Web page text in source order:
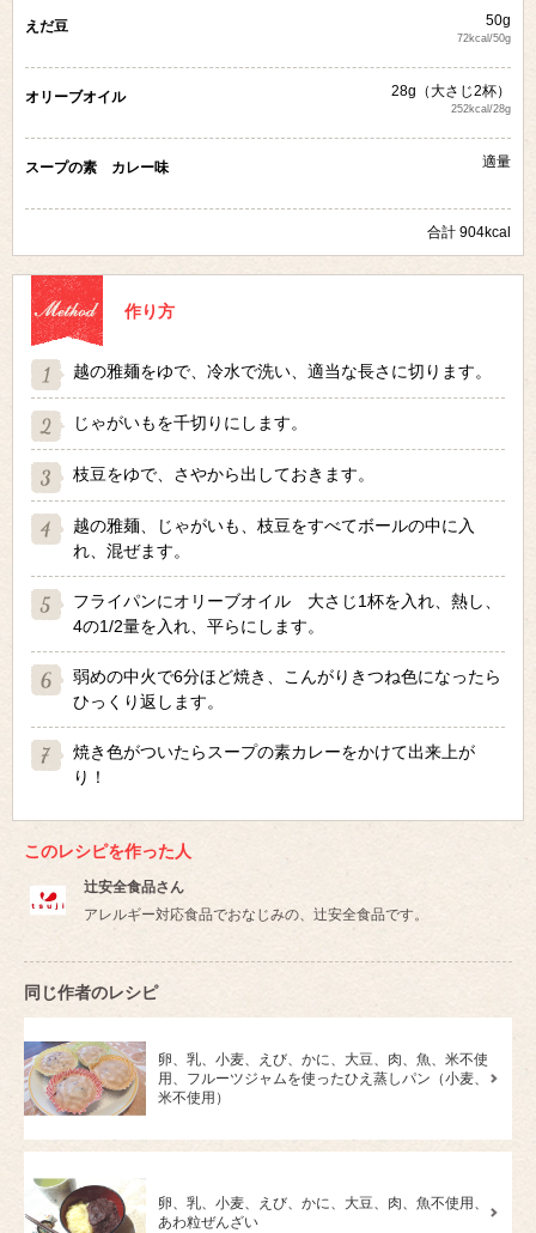
えだ豆 50g
72kcal/50g
オリーブオイル 28g（大さじ2杯）
252kcal/28g
スープの素 カレー味 適量
合計 904kcal
作り方
越の雅麺をゆで、冷水で洗い、適当な長さに切ります。
じゃがいもを千切りにします。
枝豆をゆで、さやから出しておきます。
越の雅麺、じゃがいも、枝豆をすべてボールの中に入
れ、混ぜます。
フライパンにオリーブオイル 大さじ1杯を入れ、熱し、
4の1/2量を入れ、平らにします。
弱めの中火で6分ほど焼き、こんがりきつね色になったら
ひっくり返します。
焼き色がついたらスープの素カレーをかけて出来上が
り！
このレシピを作った人
辻安全食品さん
アレルギー対応食品でおなじみの、辻安全食品です。
同じ作者のレシピ
卵、乳、小麦、えび、かに、大豆、肉、魚、米不使
用、フルーツジャムを使ったひえ蒸しパン（小麦、
米不使用）
卵、乳、小麦、えび、かに、大豆、肉、魚不使用、
あわ粒ぜんざい